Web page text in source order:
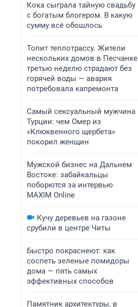
Кока сыграла тайную свадьбу
с богатым блогером. В какую
сумму всё обошлось
Топит теплотрассу. Жители
нескольких домов в Песчанке
третью неделю страдают без
горячей воды — авария
потребовала капремонта
Самый сексуальный мужчина
Турции: чем Омер из
«Клюквенного щербета»
покорил женщин
Мужской бизнес на Дальнем
Востоке: забайкальцы
поборются за интервью
MAXIM Online
Кучу деревьев на газоне
срубили в центре Читы
Быстро покраснеют: как
соспеть зеленые помидоры
дома — пять самых
эффективных способов
Памятник архитектуры, в